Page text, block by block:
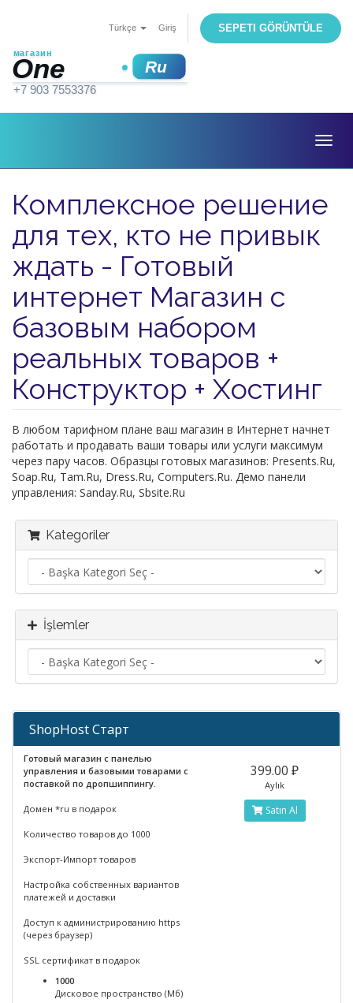
Türkçe Giriş SEPETI GÖRÜNTÜLE
Комплексное решение
для тех, кто не привык
ждать - Готовый
интернет Магазин c
базовым набором
реальных товаров +
Конструктор + Хостинг
В любом тарифном плане ваш магазин в Интернет начнет
работать и продавать ваши товары или услуги максимум
через пару часов. Образцы готовых магазинов: Presents.Ru,
Soap.Ru, Tam.Ru, Dress.Ru, Computers.Ru. Демо панели
управления: Sanday.Ru, Sbsite.Ru
Kategoriler
İşlemler
ShopHost Старт
Готовый магазин с панелью
управления и базовыми товарами с
поставкой по дропшиппингу.
Домен *ru в подарок
Количество товаров до 1000
Экспорт-Импорт товаров
Настройка собственных вариантов
платежей и доставки
Доступ к администрированию https
(через браузер)
SSL сертификат в подарок
1000
Дисковое пространство (Мб)
399.00 ₽
Aylık
Satın Al